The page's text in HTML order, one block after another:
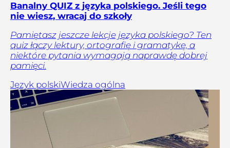
Banalny QUIZ z języka polskiego. Jeśli tego
nie wiesz, wracaj do szkoły
Pamiętasz jeszcze lekcje języka polskiego? Ten
quiz łączy lektury, ortografię i gramatykę, a
niektóre pytania wymagają naprawdę dobrej
pamięci.
Język polskiWiedza ogólna